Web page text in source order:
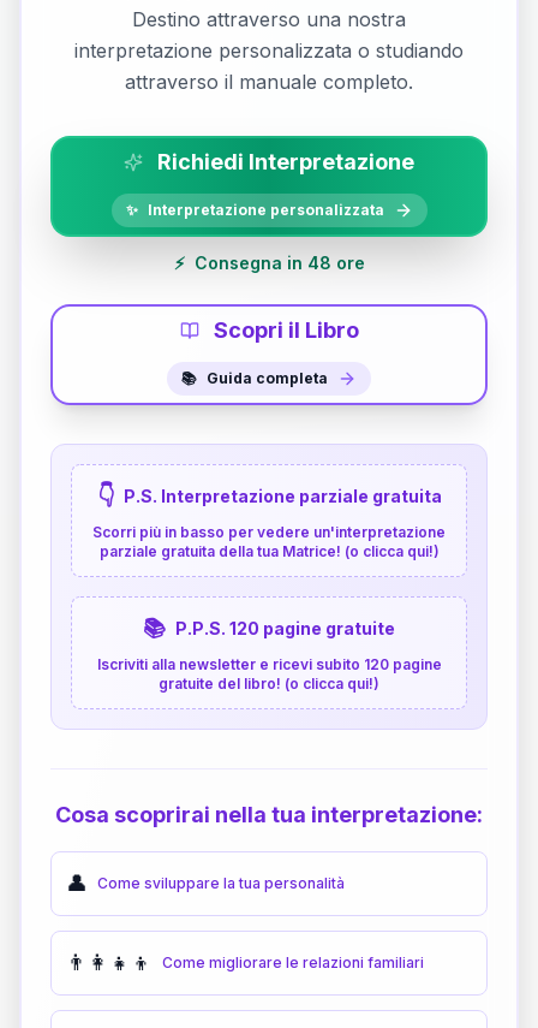
Destino attraverso una nostra
interpretazione personalizzata o studiando
attraverso il manuale completo.
Richiedi Interpretazione
✨ Interpretazione personalizzata
⚡ Consegna in 48 ore
Scopri il Libro
📚 Guida completa
👇 P.S. Interpretazione parziale gratuita
Scorri più in basso per vedere un'interpretazione
parziale gratuita della tua Matrice! (o clicca qui!)
📚 P.P.S. 120 pagine gratuite
Iscriviti alla newsletter e ricevi subito 120 pagine
gratuite del libro! (o clicca qui!)
Cosa scoprirai nella tua interpretazione:
👤 Come sviluppare la tua personalità
👨‍👩‍👧‍👦 Come migliorare le relazioni familiari